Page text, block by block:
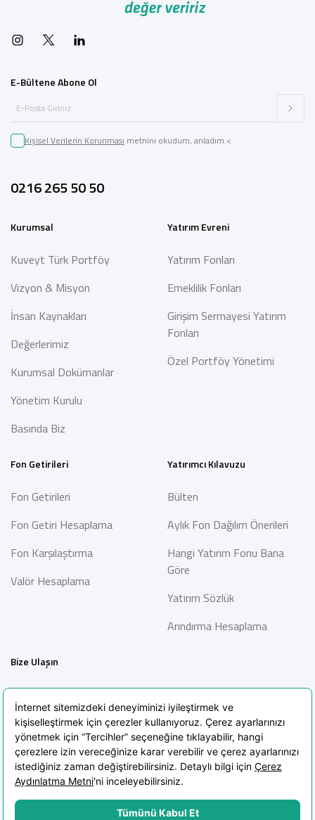
E-Bültene Abone Ol
Kişisel Verilerin Korunması metnini okudum, anladım.<
0216 265 50 50
Kurumsal
Kuveyt Türk Portföy
Vizyon & Misyon
İnsan Kaynakları
Değerlerimiz
Kurumsal Dokümanlar
Yönetim Kurulu
Basında Biz
Yatırım Evreni
Yatırım Fonları
Emeklilik Fonları
Girişim Sermayesi Yatırım
Fonları
Özel Portföy Yönetimi
Fon Getirileri
Fon Getirileri
Fon Getiri Hesaplama
Fon Karşılaştırma
Valör Hesaplama
Yatırımcı Kılavuzu
Bülten
Aylık Fon Dağılım Önerileri
Hangi Yatırım Fonu Bana
Göre
Yatırım Sözlük
Arındırma Hesaplama
Bize Ulaşın
İletişim
Bilgi Toplumu Hizmetleri
Sıkça Sorulan Sorular Blog
KVKK Aydınlatma Metni
KVKK Politikası
Çerez Politikası